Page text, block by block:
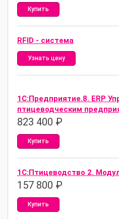
Купить
RFID - система
Узнать цену
1С:Предприятие.8. ERP
птицеводческим
823 400 ₽
Купить
1С:Птицеводство 2.
157 800 ₽
Купить